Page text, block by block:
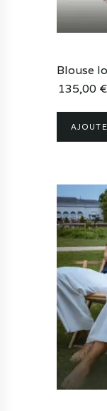
Blouse
135,00 €